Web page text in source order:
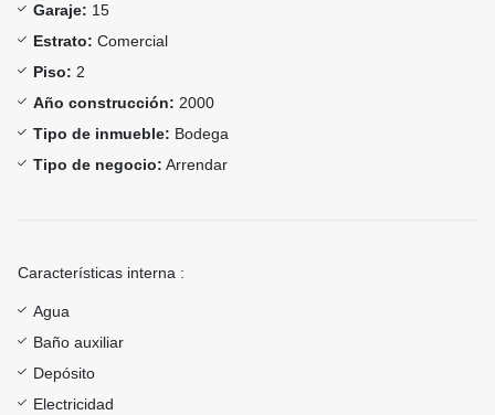
Garaje: 15
Estrato: Comercial
Piso: 2
Año construcción: 2000
Tipo de inmueble: Bodega
Tipo de negocio: Arrendar
Características interna :
Agua
Baño auxiliar
Depósito
Electricidad